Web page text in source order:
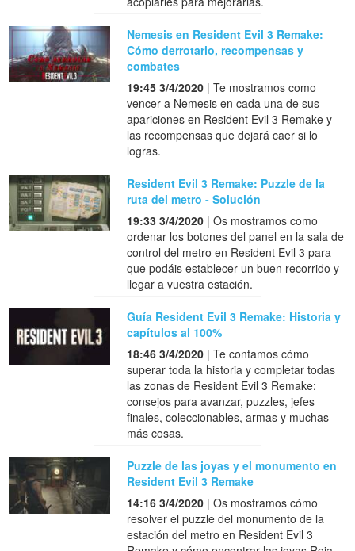
Nemesis en Resident Evil 3 Remake:
Cómo derrotarlo, recompensas y
combates
19:45 3/4/2020 | Te mostramos como
vencer a Nemesis en cada una de sus
apariciones en Resident Evil 3 Remake y
las recompensas que dejará caer si lo
logras.
Resident Evil 3 Remake: Puzzle de la
ruta del metro - Solución
19:33 3/4/2020 | Os mostramos como
ordenar los botones del panel en la sala de
control del metro en Resident Evil 3 para
que podáis establecer un buen recorrido y
llegar a vuestra estación.
Guía Resident Evil 3 Remake: Historia y
capítulos al 100%
18:46 3/4/2020 | Te contamos cómo
superar toda la historia y completar todas
las zonas de Resident Evil 3 Remake:
consejos para avanzar, puzzles, jefes
finales, coleccionables, armas y muchas
más cosas.
Puzzle de las joyas y el monumento en
Resident Evil 3 Remake
14:16 3/4/2020 | Os mostramos cómo
resolver el puzzle del monumento de la
estación del metro en Resident Evil 3